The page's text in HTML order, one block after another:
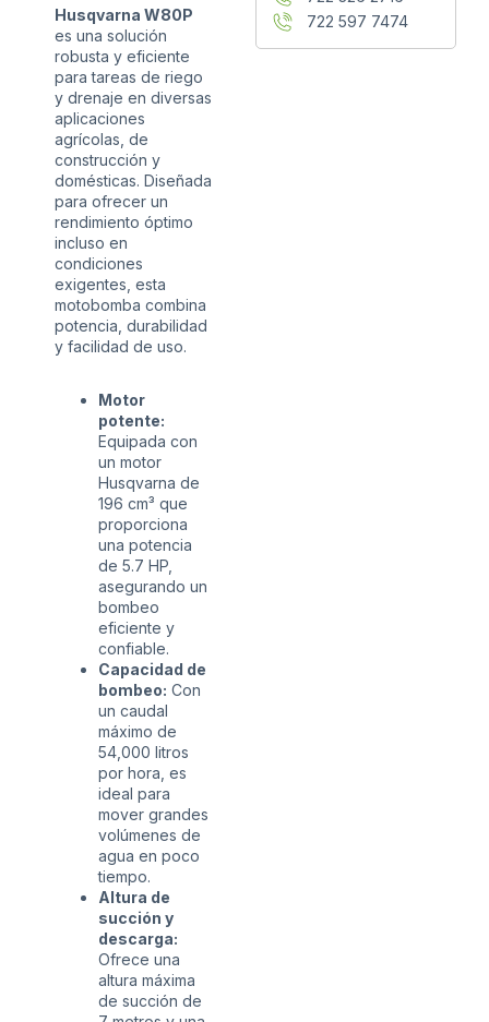
Husqvarna W80P
es una solución
robusta y eficiente
para tareas de riego
y drenaje en diversas
aplicaciones
agrícolas, de
construcción y
domésticas. Diseñada
para ofrecer un
rendimiento óptimo
incluso en
condiciones
exigentes, esta
motobomba combina
potencia, durabilidad
y facilidad de uso.
Motor
potente:
Equipada con
un motor
Husqvarna de
196 cm³ que
proporciona
una potencia
de 5.7 HP,
asegurando un
bombeo
eficiente y
confiable.
Capacidad de
bombeo: Con
un caudal
máximo de
54,000 litros
por hora, es
ideal para
mover grandes
volúmenes de
agua en poco
tiempo.
Altura de
succión y
descarga:
Ofrece una
altura máxima
de succión de
722 597 7474